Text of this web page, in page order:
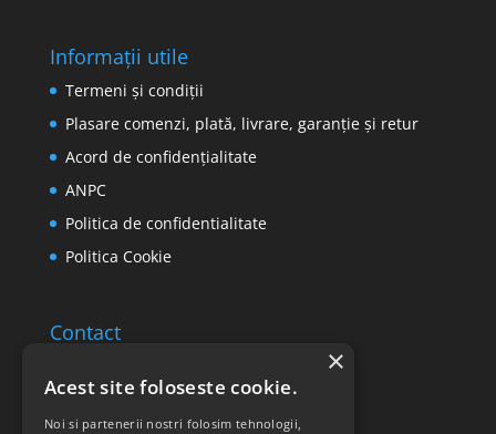
Informații utile
Termeni și condiții
Plasare comenzi, plată, livrare, garanție și retur
Acord de confidențialitate
ANPC
Politica de confidentialitate
Politica Cookie
Contact
Acest site foloseste cookie.
Noi si partenerii nostri folosim tehnologii,
×